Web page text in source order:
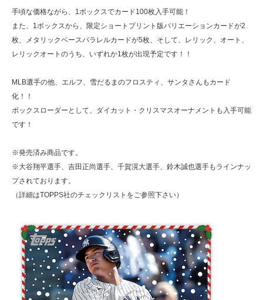
手頃な価格ながら、1ボックスでカード100枚入手可能！
また、1ボックスから、限定ショートプリント版バリエーションカードが2
枚、メタリックベースパラレルカードが5枚、そして、レリック、オート、
レリックオートのうち、いずれか1枚が出現予定です！！
MLB選手の他、エルフ、雪だるまのフロスティ、サンタさんもカード
化！！
ボックスローダーとして、ダイカット・クリスマスオーナメントも入手可能
です！
※発売済み商品です。
※大谷翔平選手、吉田正尚選手、千賀滉大選手、鈴木誠也選手もラインナッ
プされております。
（詳細はTOPPS社のチェックリストをご参照下さい）